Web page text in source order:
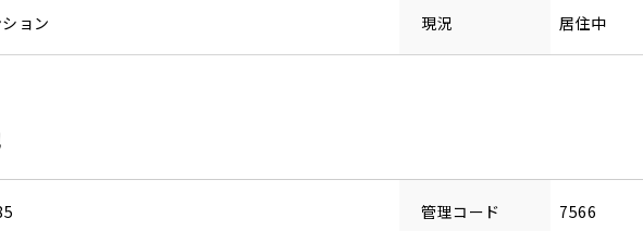
ョン 現況 居住中
管理コード 7566